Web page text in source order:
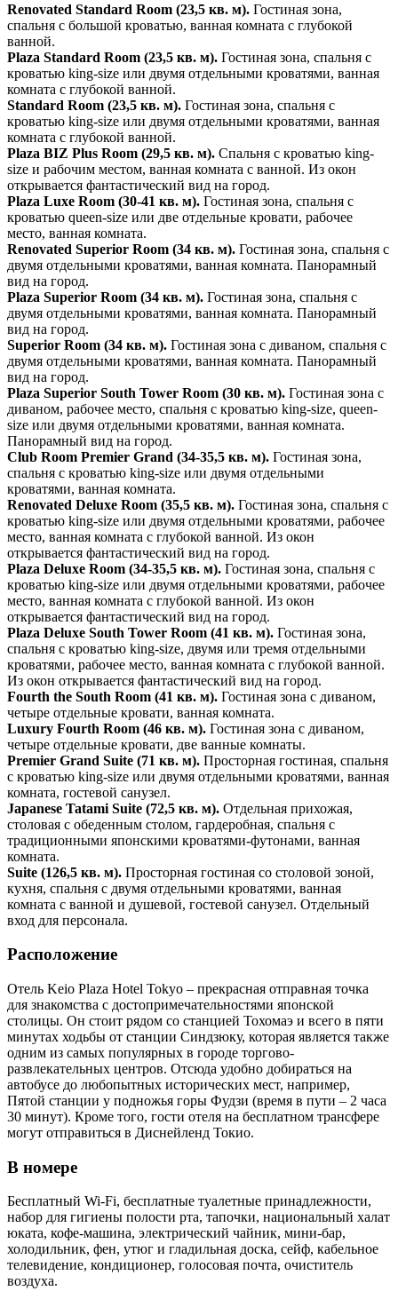
Renovated Standard Room (23,5 кв. м). Гостиная зона,
спальня с большой кроватью, ванная комната с глубокой
ванной.
Plaza Standard Room (23,5 кв. м). Гостиная зона, спальня с
кроватью king-size или двумя отдельными кроватями, ванная
комната с глубокой ванной.
Standard Room (23,5 кв. м). Гостиная зона, спальня с
кроватью king-size или двумя отдельными кроватями, ванная
комната с глубокой ванной.
Plaza BIZ Plus Room (29,5 кв. м). Спальня с кроватью king-
size и рабочим местом, ванная комната с ванной. Из окон
открывается фантастический вид на город.
Plaza Luxe Room (30-41 кв. м). Гостиная зона, спальня с
кроватью queen-size или две отдельные кровати, рабочее
место, ванная комната.
Renovated Superior Room (34 кв. м). Гостиная зона, спальня с
двумя отдельными кроватями, ванная комната. Панорамный
вид на город.
Plaza Superior Room (34 кв. м). Гостиная зона, спальня с
двумя отдельными кроватями, ванная комната. Панорамный
вид на город.
Superior Room (34 кв. м). Гостиная зона с диваном, спальня с
двумя отдельными кроватями, ванная комната. Панорамный
вид на город.
Plaza Superior South Tower Room (30 кв. м). Гостиная зона с
диваном, рабочее место, спальня с кроватью king-size, queen-
size или двумя отдельными кроватями, ванная комната.
Панорамный вид на город.
Club Room Premier Grand (34-35,5 кв. м). Гостиная зона,
спальня с кроватью king-size или двумя отдельными
кроватями, ванная комната.
Renovated Deluxe Room (35,5 кв. м). Гостиная зона, спальня с
кроватью king-size или двумя отдельными кроватями, рабочее
место, ванная комната с глубокой ванной. Из окон
открывается фантастический вид на город.
Plaza Deluxe Room (34-35,5 кв. м). Гостиная зона, спальня с
кроватью king-size или двумя отдельными кроватями, рабочее
место, ванная комната с глубокой ванной. Из окон
открывается фантастический вид на город.
Plaza Deluxe South Tower Room (41 кв. м). Гостиная зона,
спальня с кроватью king-size, двумя или тремя отдельными
кроватями, рабочее место, ванная комната с глубокой ванной.
Из окон открывается фантастический вид на город.
Fourth the South Room (41 кв. м). Гостиная зона с диваном,
четыре отдельные кровати, ванная комната.
Luxury Fourth Room (46 кв. м). Гостиная зона с диваном,
четыре отдельные кровати, две ванные комнаты.
Premier Grand Suite (71 кв. м). Просторная гостиная, спальня
с кроватью king-size или двумя отдельными кроватями, ванная
комната, гостевой санузел.
Japanese Tatami Suite (72,5 кв. м). Отдельная прихожая,
столовая с обеденным столом, гардеробная, спальня с
традиционными японскими кроватями-футонами, ванная
комната.
Suite (126,5 кв. м). Просторная гостиная со столовой зоной,
кухня, спальня с двумя отдельными кроватями, ванная
комната с ванной и душевой, гостевой санузел. Отдельный
вход для персонала.
Расположение
Отель Keio Plaza Hotel Tokyo – прекрасная отправная точка
для знакомства с достопримечательностями японской
столицы. Он стоит рядом со станцией Тохомаэ и всего в пяти
минутах ходьбы от станции Синдзюку, которая является также
одним из самых популярных в городе торгово-
развлекательных центров. Отсюда удобно добираться на
автобусе до любопытных исторических мест, например,
Пятой станции у подножья горы Фудзи (время в пути – 2 часа
30 минут). Кроме того, гости отеля на бесплатном трансфере
могут отправиться в Диснейленд Токио.
В номере
Бесплатный Wi-Fi, бесплатные туалетные принадлежности,
набор для гигиены полости рта, тапочки, национальный халат
юката, кофе-машина, электрический чайник, мини-бар,
холодильник, фен, утюг и гладильная доска, сейф, кабельное
телевидение, кондиционер, голосовая почта, очиститель
воздуха.